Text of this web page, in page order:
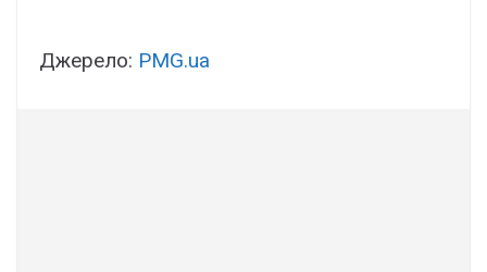
Джерело: PMG.ua